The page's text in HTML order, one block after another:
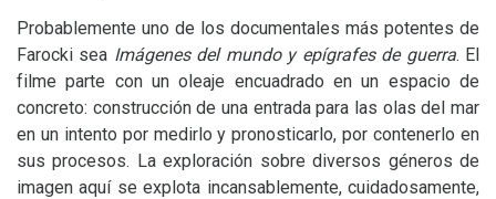
Probablemente uno de los documentales más potentes de
Farocki sea Imágenes del mundo y epígrafes de guerra. El
filme parte con un oleaje encuadrado en un espacio de
concreto: construcción de una entrada para las olas del mar
en un intento por medirlo y pronosticarlo, por contenerlo en
sus procesos. La exploración sobre diversos géneros de
imagen aquí se explota incansablemente, cuidadosamente,